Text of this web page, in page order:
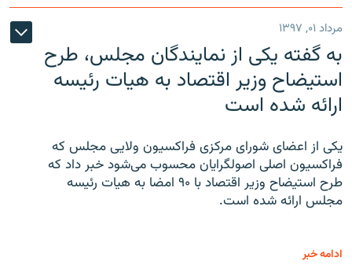
مرداد ۰۱, ۱۳۹۷
به گفته یکی از نمایندگان مجلس، طرح
استیضاح وزیر اقتصاد به هیات رئیسه
ارائه شده است
یکی از اعضای شورای مرکزی فراکسیون ولایی مجلس که
فراکسیون اصلی اصولگرایان محسوب می‌شود خبر داد که
طرح استیضاح وزیر اقتصاد با ۹۰ امضا به هیات رئیسه
مجلس ارائه شده است.
ادامه خبر